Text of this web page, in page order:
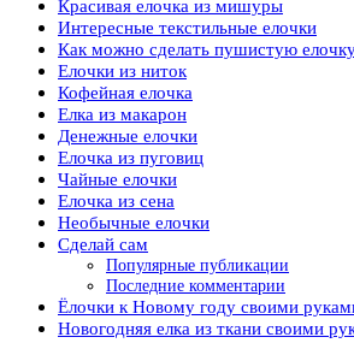
Красивая елочка из мишуры
Интересные текстильные елочки
Как можно сделать пушистую
Елочки из ниток
Кофейная елочка
Елка из макарон
Денежные елочки
Елочка из пуговиц
Чайные елочки
Елочка из сена
Необычные елочки
Сделай сам
Популярные публикации
Последние комментарии
Ёлочки к Новому году своими
Новогодняя елка из ткани своими